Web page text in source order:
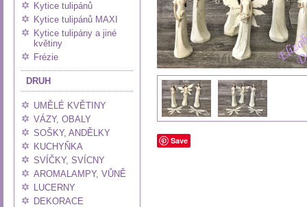
Kytice tulipánů
Kytice tulipánů MAXI
Kytice tulipány a jiné
květiny
Frézie
DRUH
UMĚLÉ KVĚTINY
VÁZY, OBALY
SOŠKY, ANDĚLKY
KUCHYŇKA
SVÍČKY, SVÍCNY
AROMALAMPY, VŮNĚ
LUCERNY
DEKORACE
Save